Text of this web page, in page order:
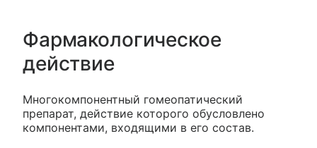
Фармакологическое
действие
Многокомпонентный гомеопатический
препарат, действие которого обусловлено
компонентами, входящими в его состав.